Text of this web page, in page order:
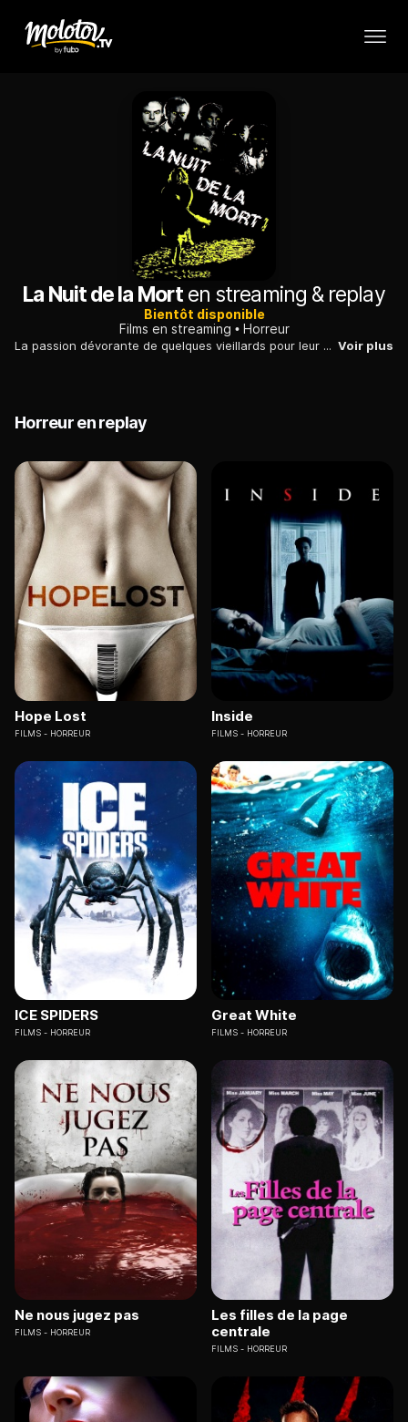
La Nuit de la Morten streaming & replay
Bientôt disponible
Films en streaming
Horreur
La passion dévorante de quelques vieillards pour leur nouvelle infirmière, qui est arrivée plus tôt que prévu dans l'asile où elle doit travailler... Voir plus
Horreur en replay
Hope Lost
FILMS HORREUR
Inside
FILMS HORREUR
ICE SPIDERS
FILMS HORREUR
Great White
FILMS HORREUR
Ne nous jugez pas
FILMS HORREUR
Les filles de la page
centrale
FILMS HORREUR